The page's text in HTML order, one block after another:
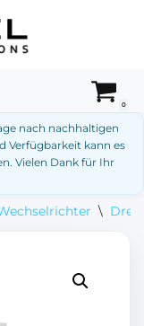
0
nach nachhaltigen
Verfügbarkeit kann es
Vielen Dank für Ihr
\